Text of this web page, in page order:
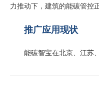
力推动下，建筑的能碳管控
推广应用现状
能碳智宝在北京、江苏